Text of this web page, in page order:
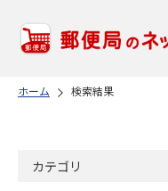
ホーム 検索結果
カテゴリ